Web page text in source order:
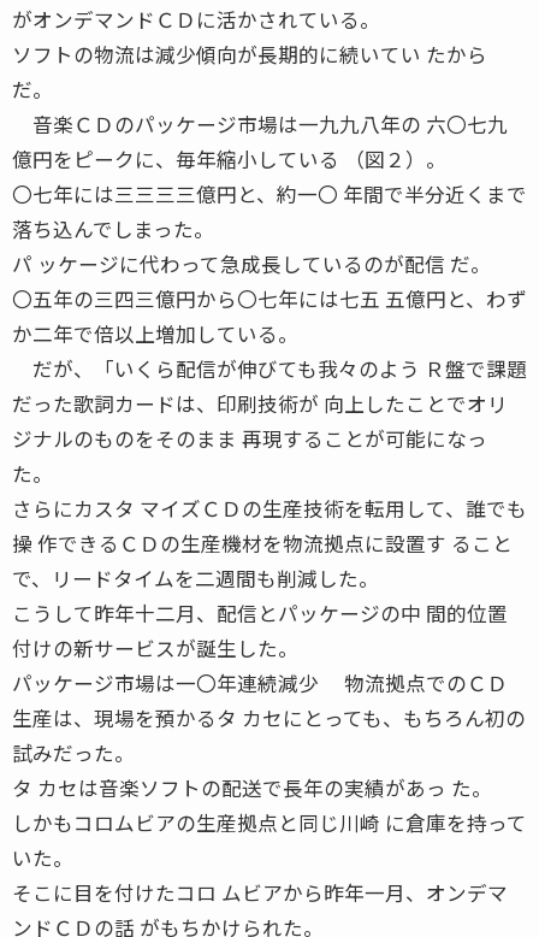
がオンデマンドＣＤに活かされている。
ソフトの物流は減少傾向が長期的に続いてい たから
だ。
音楽ＣＤのパッケージ市場は一九九八年の 六〇七九
億円をピークに、毎年縮小している （図２）。
〇七年には三三三三億円と、約一〇 年間で半分近くまで
落ち込んでしまった。
パ ッケージに代わって急成長しているのが配信 だ。
〇五年の三四三億円から〇七年には七五 五億円と、わず
か二年で倍以上増加している。
だが、「いくら配信が伸びても我々のよう Ｒ盤で課題
だった歌詞カードは、印刷技術が 向上したことでオリ
ジナルのものをそのまま 再現することが可能になっ
た。
さらにカスタ マイズＣＤの生産技術を転用して、誰でも
操 作できるＣＤの生産機材を物流拠点に設置す ること
で、リードタイムを二週間も削減した。
こうして昨年十二月、配信とパッケージの中 間的位置
付けの新サービスが誕生した。
パッケージ市場は一〇年連続減少 物流拠点でのＣＤ
生産は、現場を預かるタ カセにとっても、もちろん初の
試みだった。
タ カセは音楽ソフトの配送で長年の実績があっ た。
しかもコロムビアの生産拠点と同じ川崎 に倉庫を持って
いた。
そこに目を付けたコロ ムビアから昨年一月、オンデマ
ンドＣＤの話 がもちかけられた。